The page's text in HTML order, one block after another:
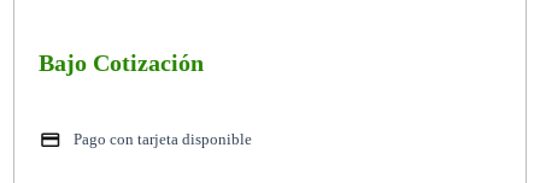
Bajo Cotización
Pago con tarjeta disponible